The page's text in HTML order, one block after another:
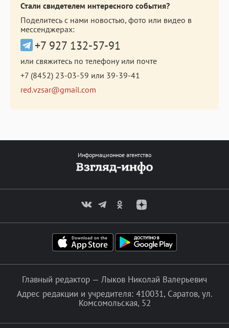
Стали свидетелем интересного события?
Поделитесь с нами новостью, фото или видео в
мессенджерах:
+7 927 132-57-91
или свяжитесь по телефону или почте
+7 (8452) 23-03-59 или 39-39-41
red.vzsar@gmail.com
Информационное агентство
Главный редактор — Лыков Николай Валерьевич
Адрес редакции и учредителя: 410031, Саратов, ул.
Комсомольская, 52